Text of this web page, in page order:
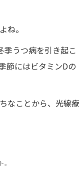
ね。
季うつ病を引き起こ
節にはビタミンDの
なことから、光線療